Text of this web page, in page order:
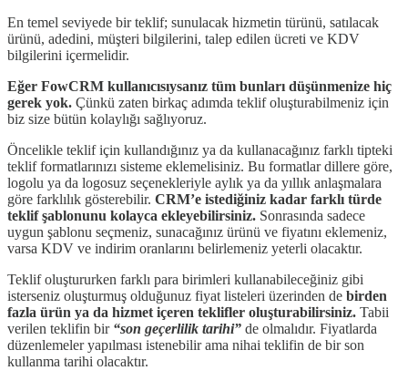
En temel seviyede bir teklif; sunulacak hizmetin türünü, satılacak
ürünü, adedini, müşteri bilgilerini, talep edilen ücreti ve KDV
bilgilerini içermelidir.
Eğer FowCRM kullanıcısıysanız tüm bunları düşünmenize hiç
gerek yok. Çünkü zaten birkaç adımda teklif oluşturabilmeniz için
biz size bütün kolaylığı sağlıyoruz.
Öncelikle teklif için kullandığınız ya da kullanacağınız farklı tipteki
teklif formatlarınızı sisteme eklemelisiniz. Bu formatlar dillere göre,
logolu ya da logosuz seçenekleriyle aylık ya da yıllık anlaşmalara
göre farklılık gösterebilir. CRM’e istediğiniz kadar farklı türde
teklif şablonunu kolayca ekleyebilirsiniz. Sonrasında sadece
uygun şablonu seçmeniz, sunacağınız ürünü ve fiyatını eklemeniz,
varsa KDV ve indirim oranlarını belirlemeniz yeterli olacaktır.
Teklif oluştururken farklı para birimleri kullanabileceğiniz gibi
isterseniz oluşturmuş olduğunuz fiyat listeleri üzerinden de birden
fazla ürün ya da hizmet içeren teklifler oluşturabilirsiniz. Tabii
verilen teklifin bir “son geçerlilik tarihi” de olmalıdır. Fiyatlarda
düzenlemeler yapılması istenebilir ama nihai teklifin de bir son
kullanma tarihi olacaktır.